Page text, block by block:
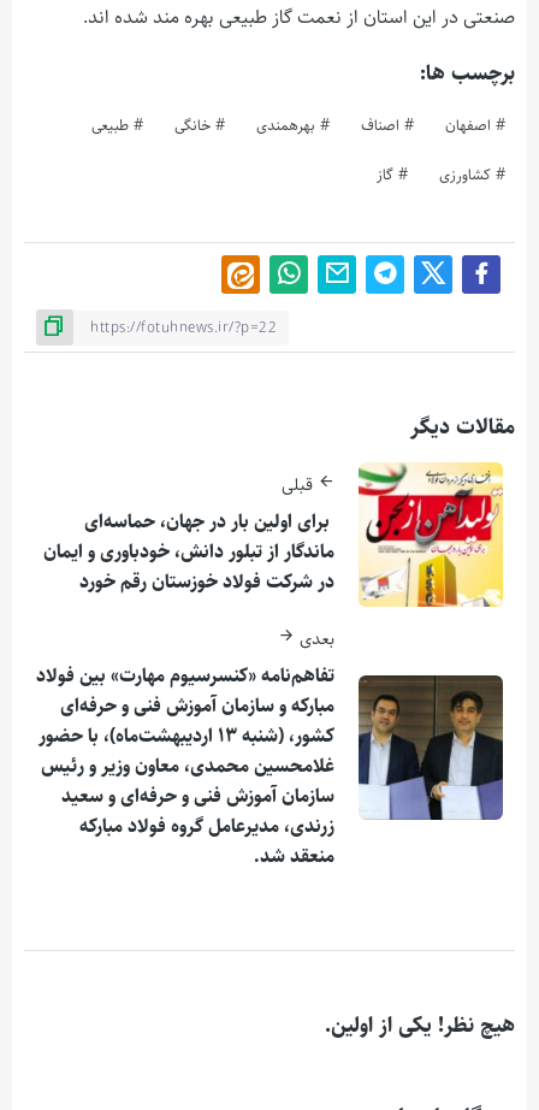
صنعتی در این استان از نعمت گاز طبیعی بهره مند شده اند.
برچسب ها:
اصفهان اصناف بهرهمندی خانگی طبیعی
کشاورزی گاز
مقالات دیگر
قبلی
برای اولین بار در جهان، حماسه‌ای
ماندگار از تبلور دانش، خودباوری و ایمان
در شرکت فولاد خوزستان رقم خورد
بعدی
تفاهم‌نامه «کنسرسیوم مهارت» بین فولاد
مبارکه و سازمان آموزش فنی و حرفه‌ای
کشور، (شنبه ۱۳ اردیبهشت‌ماه)، با حضور
غلامحسین محمدی، معاون وزیر و رئیس
سازمان آموزش فنی و حرفه‌ای و سعید
زرندی، مدیرعامل گروه فولاد مبارکه
منعقد شد.
هیچ نظر! یکی از اولین.